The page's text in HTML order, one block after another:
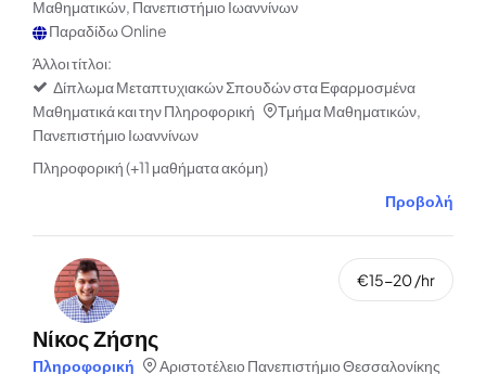
Μαθηματικών, Πανεπιστήμιο Ιωαννίνων
Παραδίδω Online
Άλλοι τίτλοι:
Δίπλωμα Μεταπτυχιακών Σπουδών στα Εφαρμοσμένα
Μαθηματικά και την Πληροφορική
Τμήμα Μαθηματικών,
Πανεπιστήμιο Ιωαννίνων
Πληροφορική (+11 μαθήματα ακόμη)
Προβολή
Νίκος Ζήσης
Πληροφορική
Αριστοτέλειο Πανεπιστήμιο Θεσσαλονίκης
€15-20 /hr